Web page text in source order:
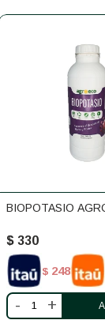
BIOPOTASIO
$ 330
$ 248
- +